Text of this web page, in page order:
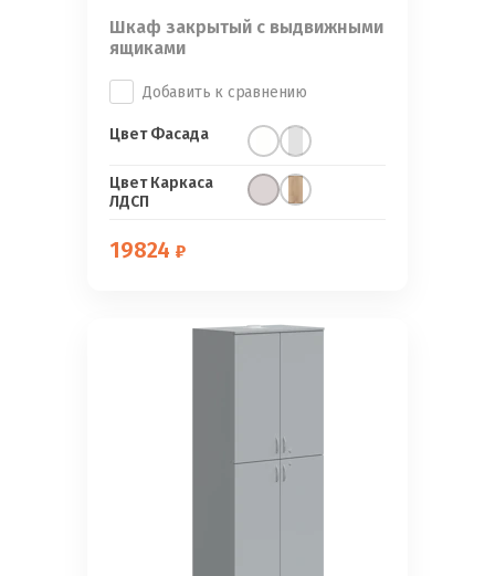
Шкаф закрытый с выдвижными
ящиками
Добавить к сравнению
Цвет Фасада
Цвет Каркаса
ЛДСП
19824